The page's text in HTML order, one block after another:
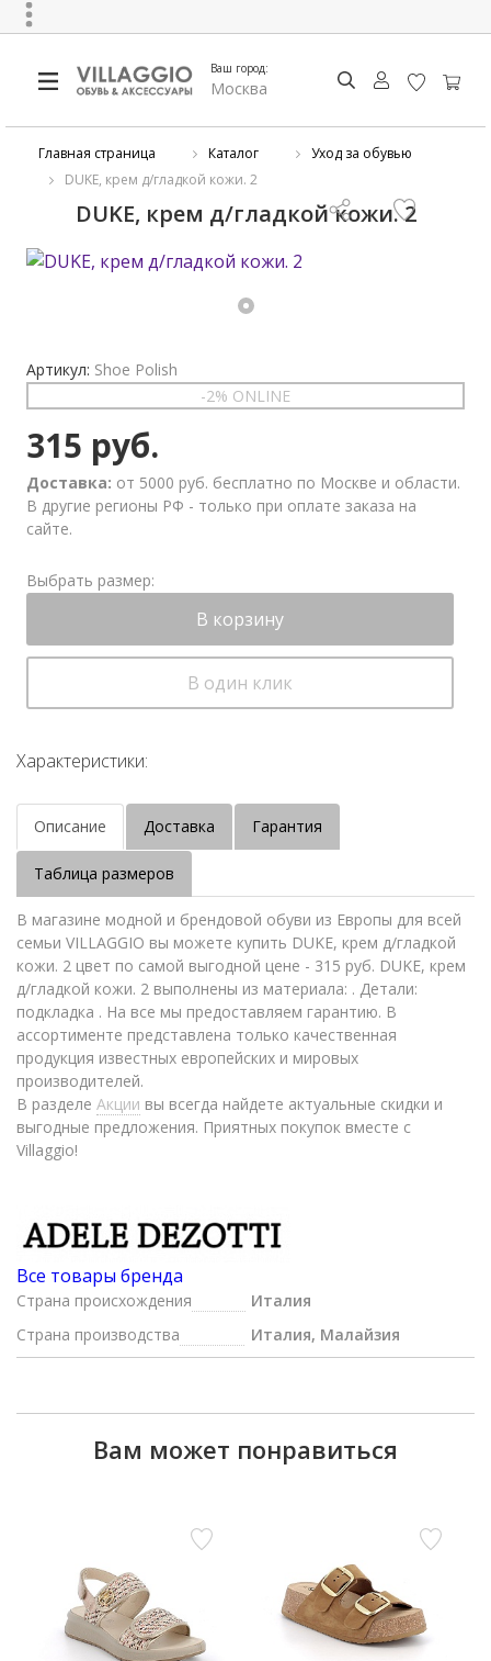
Ваш город:
Москва
Главная страница Каталог
Уход за обувью
DUKE, крем д/гладкой кожи. 2
DUKE, крем д/гладкой кожи. 2
Артикул: Shoe Polish
-2% ONLINE
315 руб.
Доставка: от 5000 руб. бесплатно по Москве и области.
В другие регионы РФ - только при оплате заказа на
сайте.
Выбрать размер:
В корзину
В один клик
Характеристики:
Описание Доставка Гарантия
Таблица размеров
В магазине модной и брендовой обуви из Европы для всей
семьи VILLAGGIO вы можете купить DUKE, крем д/гладкой
кожи. 2 цвет по самой выгодной цене - 315 руб. DUKE, крем
д/гладкой кожи. 2 выполнены из материала: . Детали:
подкладка . На все мы предоставляем гарантию. В
ассортименте представлена только качественная
продукция известных европейских и мировых
производителей.
В разделе Акции вы всегда найдете актуальные скидки и
выгодные предложения. Приятных покупок вместе с
Villaggio!
Все товары бренда
Страна происхождения
Италия
Страна производства
Италия, Малайзия
Вам может понравиться